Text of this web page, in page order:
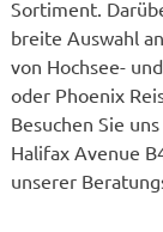
Sortiment.
breite Auswahl
von Hochsee-
oder Phoenix
Besuchen Sie
Halifax Avenue
unserer